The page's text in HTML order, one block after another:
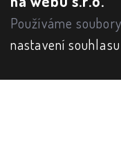
Používáme
nastavení